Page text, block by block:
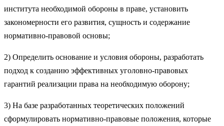
института необходимой обороны в праве, установить
закономерности его развития, сущность и содержание
нормативно-правовой основы;
2) Определить основание и условия обороны, разработать
подход к созданию эффективных уголовно-правовых
гарантий реализации права на необходимую оборону;
3) На базе разработанных теоретических положений
сформулировать нормативно-правовые положения, которые